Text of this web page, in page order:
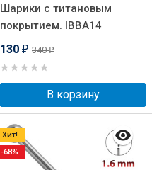
Шарики с титановым
покрытием. IBBA14
130 ₽ 340₽
В корзину
Хит!
-68%